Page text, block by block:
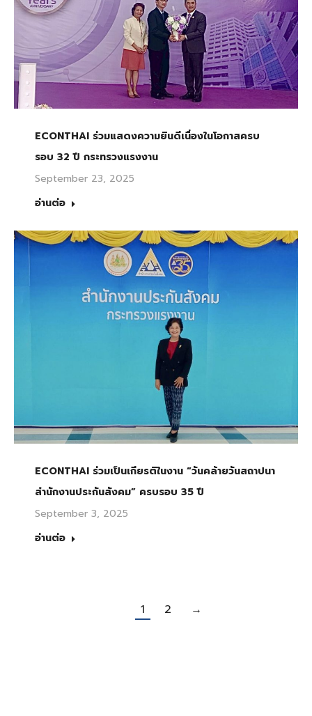
ECONTHAI ร่วมแสดงความยินดีเนื่องในโอกาสครบ
รอบ 32 ปี กระทรวงแรงงาน
September 23, 2025
อ่านต่อ
ECONTHAI ร่วมเป็นเกียรติในงาน “วันคล้ายวันสถาปนา
สำนักงานประกันสังคม” ครบรอบ 35 ปี
September 3, 2025
อ่านต่อ
1 2 →